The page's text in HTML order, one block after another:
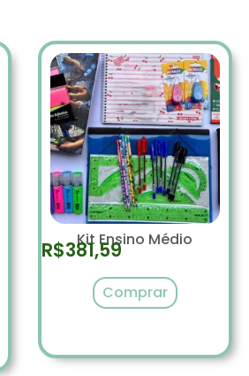
Kit Ensino Médio
R$381,59
Comprar